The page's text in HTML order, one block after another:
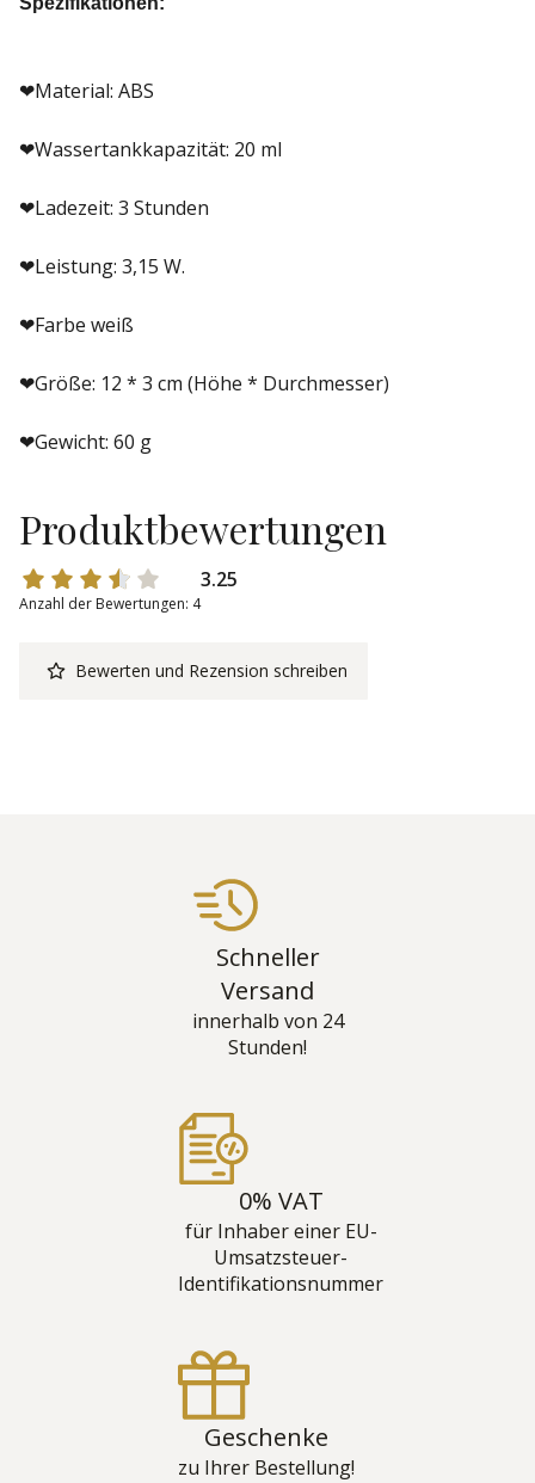
❤Material: ABS
❤Wassertankkapazität: 20 ml
❤Ladezeit: 3 Stunden
❤Leistung: 3,15 W.
❤Farbe weiß
❤Größe: 12 * 3 cm (Höhe * Durchmesser)
❤Gewicht: 60 g
Produktbewertungen
3.25
Anzahl der Bewertungen: 4
Bewerten und Rezension schreiben
Schneller
Versand
innerhalb von 24
Stunden!
0% VAT
für Inhaber einer EU-
Umsatzsteuer-
Identifikationsnummer
Geschenke
zu Ihrer Bestellung!